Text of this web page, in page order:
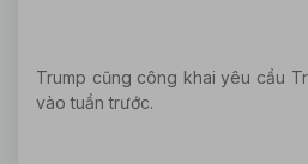
Trump cũng công khai yêu cầu
vào tuần trước.